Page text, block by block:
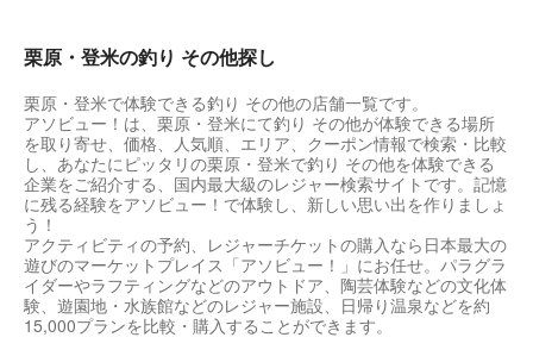
栗原・登米の釣り その他探し
栗原・登米で体験できる釣り その他の店舗一覧です。
アソビュー！は、栗原・登米にて釣り その他が体験できる場所
を取り寄せ、価格、人気順、エリア、クーポン情報で検索・比較
し、あなたにピッタリの栗原・登米で釣り その他を体験できる
企業をご紹介する、国内最大級のレジャー検索サイトです。記憶
に残る経験をアソビュー！で体験し、新しい思い出を作りましょ
う！
アクティビティの予約、レジャーチケットの購入なら日本最大の
遊びのマーケットプレイス「アソビュー！」にお任せ。パラグラ
イダーやラフティングなどのアウトドア、陶芸体験などの文化体
験、遊園地・水族館などのレジャー施設、日帰り温泉などを約
15,000プランを比較・購入することができます。